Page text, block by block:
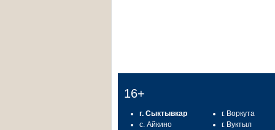
16+
г. Сыктывкар
с. Айкино
г. Воркута
г. Вуктыл